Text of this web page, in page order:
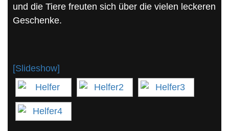
und die Tiere freuten sich über die vielen leckeren
Geschenke.
[Slideshow]